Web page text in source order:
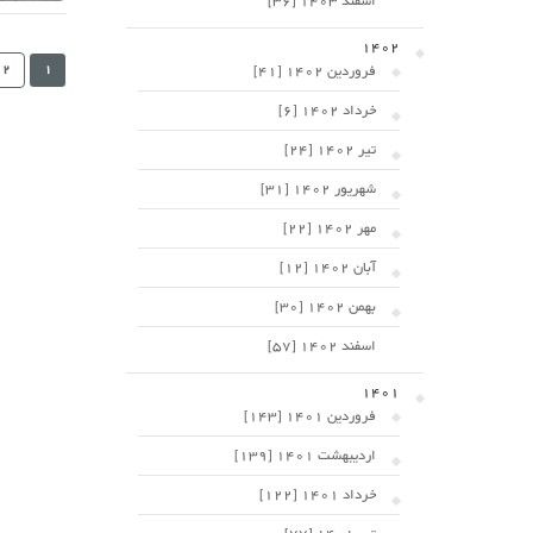
1402
فروردین 1402 [41]
خرداد 1402 [6]
تیر 1402 [24]
شهریور 1402 [31]
مهر 1402 [22]
آبان 1402 [12]
بهمن 1402 [30]
اسفند 1402 [57]
1401
فروردین 1401 [143]
اردیبهشت 1401 [139]
خرداد 1401 [122]
1
2